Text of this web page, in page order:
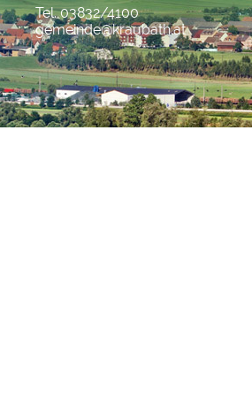
Tel. 03832/4100
gemeinde@kraubath.at